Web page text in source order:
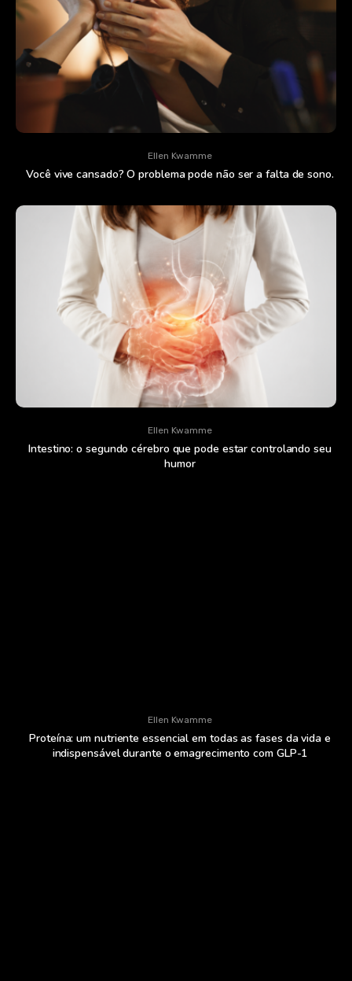
Ellen Kwamme
Você vive cansado? O problema pode não ser a falta de sono.
Ellen Kwamme
Intestino: o segundo cérebro que pode estar controlando seu
humor
Ellen Kwamme
Proteína: um nutriente essencial em todas as fases da vida e
indispensável durante o emagrecimento com GLP-1